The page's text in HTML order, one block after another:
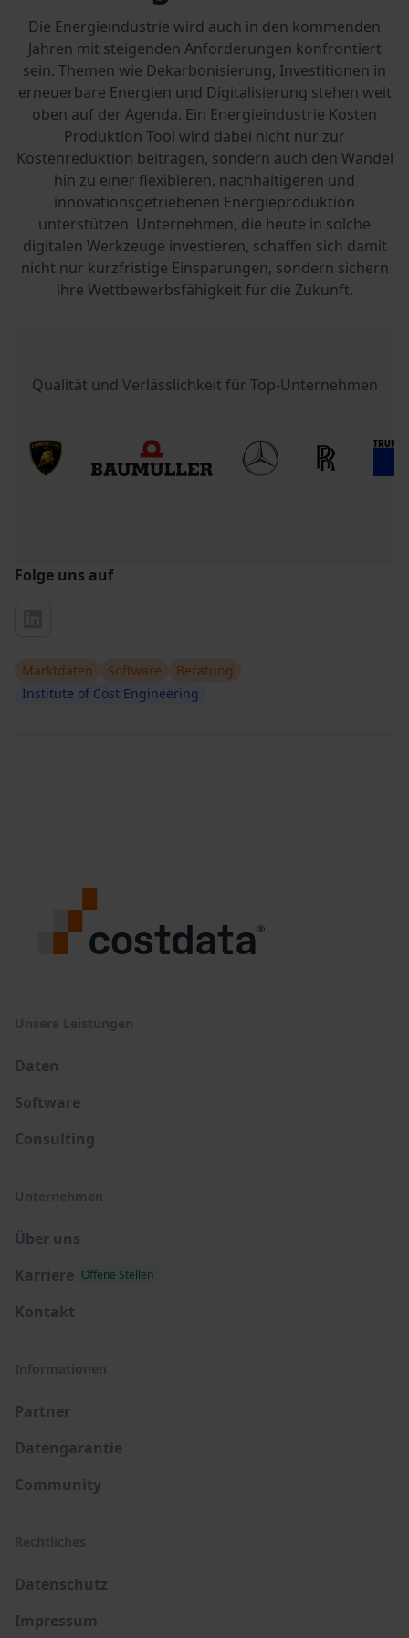
Die Energieindustrie wird auch in den kommenden
Jahren mit steigenden Anforderungen konfrontiert
sein. Themen wie Dekarbonisierung, Investitionen in
erneuerbare Energien und Digitalisierung stehen weit
oben auf der Agenda. Ein Energieindustrie Kosten
Produktion Tool wird dabei nicht nur zur
Kostenreduktion beitragen, sondern auch den Wandel
hin zu einer flexibleren, nachhaltigeren und
innovationsgetriebenen Energieproduktion
unterstützen. Unternehmen, die heute in solche
digitalen Werkzeuge investieren, schaffen sich damit
nicht nur kurzfristige Einsparungen, sondern sichern
ihre Wettbewerbsfähigkeit für die Zukunft.
Qualität und Verlässlichkeit für Top-Unternehmen
Folge uns auf
Marktdaten Software
Beratung
Institute of Cost Engineering
Unsere Leistungen
Daten
Software
Consulting
Unternehmen
Über uns
Karriere Offene Stellen
Kontakt
Informationen
Partner
Datengarantie
Community
Rechtliches
Datenschutz
Impressum